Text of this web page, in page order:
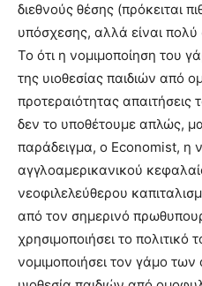
διεθνούς θέσης (πρόκειται
υπόσχεσης, αλλά είναι πολύ
Το ότι η νομιμοποίηση του
της υιοθεσίας παιδιών από
προτεραιότητας απαιτήσεις
δεν το υποθέτουμε απλώς,
παράδειγμα, ο Economist, η
αγγλοαμερικανικού
νεοφιλελεύθερου
από τον σημερινό
χρησιμοποιήσει το πολιτικό
νομιμοποιήσει τον γάμο